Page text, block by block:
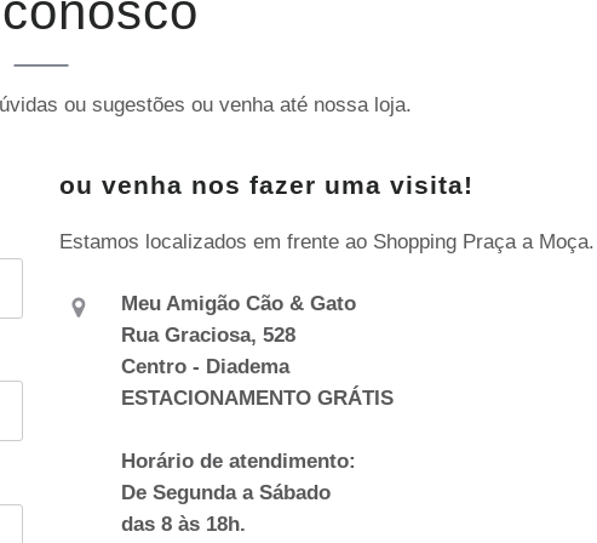
ou sugestões ou venha até nossa loja.
ou venha nos fazer uma visita!
Estamos localizados em frente ao Shopping Praça a Moça.
Meu Amigão Cão & Gato
Rua Graciosa, 528
Centro - Diadema
ESTACIONAMENTO GRÁTIS
Horário de atendimento:
De Segunda a Sábado
das 8 às 18h.